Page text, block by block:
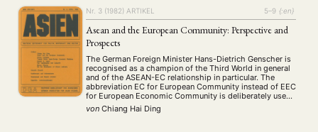
Nr. 3 (1982) ARTIKEL 5–9 {:en}
Asean and the European Community: Perspective and
Prospects
The German Foreign Minister Hans-Dietrich Genscher is
recognised as a champion of the Third World in general
and of the ASEAN-EC relationship in particular. The
abbreviation EC for European Community instead of EEC
for European Economic Community is deliberately used.
First, the ASEAN-EC relationship has gone far beyond
the purely economic. There is a very …
von Chiang Hai Ding